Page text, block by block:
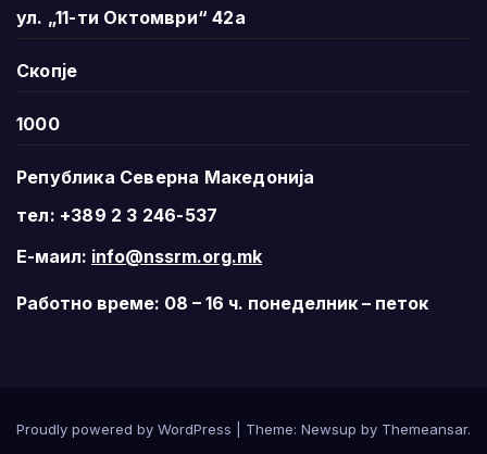
ул. „11-ти Октомври“ 42а
Скопје
1000
Република Северна Македонија
тел: +389 2 3 246-537
Е-маил: info@nssrm.org.mk
Работно време: 08 – 16 ч. понеделник – петок
Proudly powered by WordPress Theme: Newsup by Themeansar.